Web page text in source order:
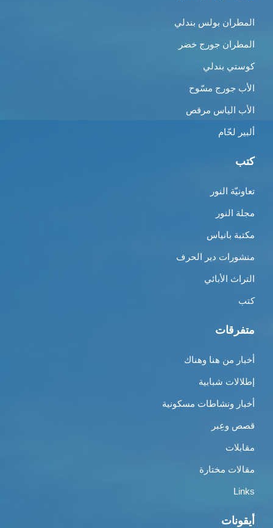
المطران بولس بندلي
المطران جورج خضر
كوستي بندلي
الأب جورج مسّوح
الأب الياس مرقص
ألبير لحّام
كتب
تعاونيّة النور
مجلة النور
مكتبة بانياس
منشورات دير الحرف
التراث الأبائي
كتب
متفرقات
أخبار من هنا وهناك
إطلالات شبابية
أخبار ونشاطات مسكونية
قصص وعِبر
مقابلات
مقالات مختارة
Links
أيقونات